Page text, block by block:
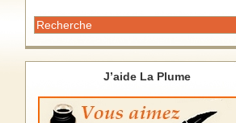
J’aide La Plume